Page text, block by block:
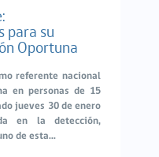
para su
Oportuna
referente nacional
en personas de 15
jueves 30 de enero
en la detección,
de esta...